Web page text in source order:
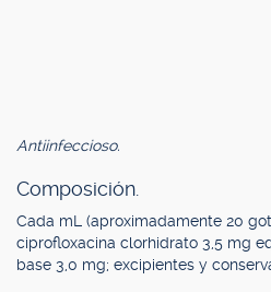
Antiinfeccioso.
Composición.
Cada mL (aproximadamente 20
ciprofloxacina clorhidrato 3,5 mg
base 3,0 mg; excipientes y